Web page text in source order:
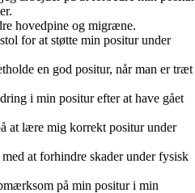
hovedpine og migræne.
for at støtte min positur under
en god positur, når man er træt
i min positur efter at have gået
at lære mig korrekt positur under
at forhindre skader under fysisk
på min positur i min